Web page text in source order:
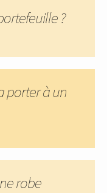
?
porter à un
robe